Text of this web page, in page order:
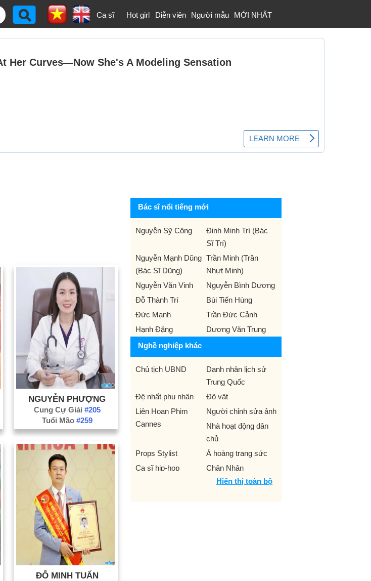
Ca sĩ Hot girl Diễn viên Người mẫu MỚI NHẤT
NGUYỄN PHƯỢNG
Cung Cự Giải #205
Tuổi Mão #259
ĐỖ MINH TUẤN
Bác sĩ nổi tiếng mới
Nguyễn Sỹ Công
Đinh Minh Trí (Bác
Sĩ Trí)
Nguyễn Mạnh Dũng
(Bác Sĩ Dũng)
Trần Minh (Trần
Nhựt Minh)
Nguyễn Văn Vinh
Nguyễn Bình Dương
Đỗ Thành Trí
Bùi Tiến Hùng
Đức Mạnh
Trần Đức Cảnh
Hạnh Đặng
Dương Văn Trung
Nghề nghiệp khác
Chủ tịch UBND
Danh nhân lịch sử
Trung Quốc
Đệ nhất phu nhân
Đô vật
Liên Hoan Phim
Cannes
Người chỉnh sửa ảnh
Nhà hoạt động dân
chủ
Props Stylist
Á hoàng trang sức
Ca sĩ hip-hop
Chân Nhân
Chủ tịch nước
Hiển thị toàn bộ